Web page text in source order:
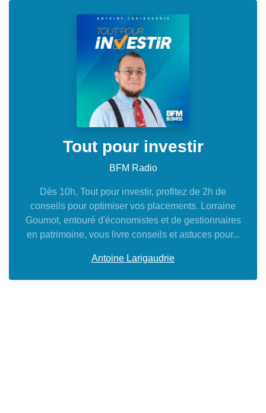
Tout pour investir
BFM Radio
Dès 10h, Tout pour investir, profitez de 2h de
conseils pour optimiser vos placements. Lorraine
Goumot, entouré d'économistes et de gestionnaires
en patrimoine, vous livre conseils et astuces pour...
Antoine Larigaudrie